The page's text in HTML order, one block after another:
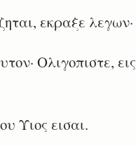
εκραξε λεγων·
Ολιγοπιστε, εις
Υιος εισαι.